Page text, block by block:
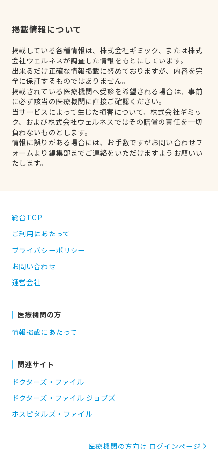
掲載情報について
掲載している各種情報は、株式会社ギミック、または株式
会社ウェルネスが調査した情報をもとにしています。
出来るだけ正確な情報掲載に努めておりますが、内容を完
全に保証するものではありません。
掲載されている医療機関へ受診を希望される場合は、事前
に必ず該当の医療機関に直接ご確認ください。
当サービスによって生じた損害について、株式会社ギミッ
ク、および株式会社ウェルネスではその賠償の責任を一切
負わないものとします。
情報に誤りがある場合には、お手数ですがお問い合わせフ
ォームより編集部までご連絡をいただけますようお願いい
たします。
総合TOP
ご利用にあたって
プライバシーポリシー
お問い合わせ
運営会社
医療機関の方
情報掲載にあたって
関連サイト
ドクターズ・ファイル
ドクターズ・ファイル ジョブズ
ホスピタルズ・ファイル
医療機関の方向け ログインページ